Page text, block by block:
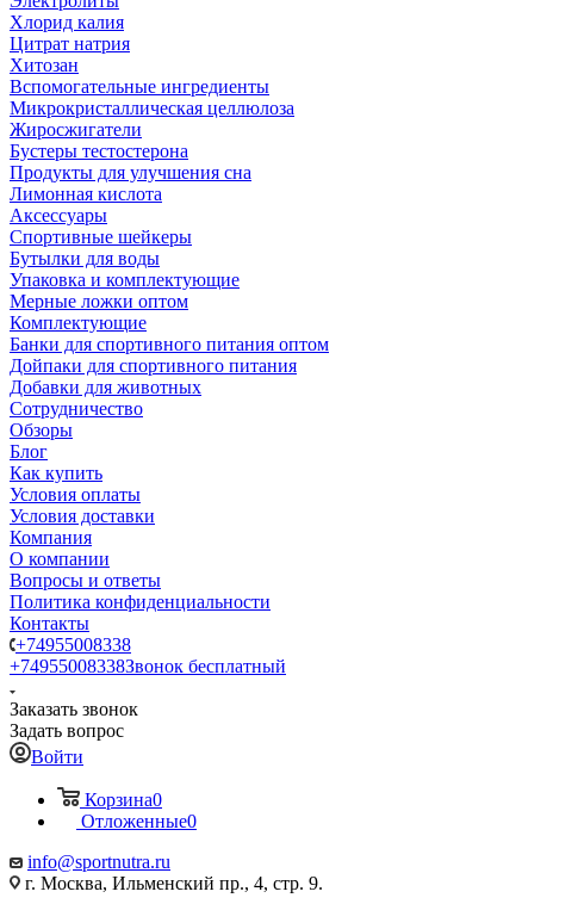
Хлорид калия
Цитрат натрия
Хитозан
Вспомогательные ингредиенты
Микрокристаллическая целлюлоза
Жиросжигатели
Бустеры тестостерона
Продукты для улучшения сна
Лимонная кислота
Аксессуары
Спортивные шейкеры
Бутылки для воды
Упаковка и комплектующие
Мерные ложки оптом
Комплектующие
Банки для спортивного питания оптом
Дойпаки для спортивного питания
Добавки для животных
Сотрудничество
Обзоры
Блог
Как купить
Условия оплаты
Условия доставки
Компания
О компании
Вопросы и ответы
Политика конфиденциальности
Контакты
+74955008338
+74955008338Звонок бесплатный
Заказать звонок
Задать вопрос
Войти
Корзина0
Отложенные0
info@sportnutra.ru
г. Москва, Ильменский пр., 4, стр. 9.